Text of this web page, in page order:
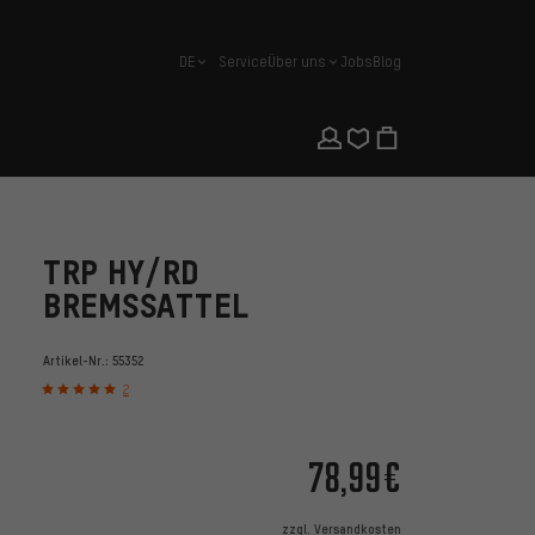
Deutsch
DE ServiceÜber uns JobsBlog
TRP HY/RD
BREMSSATTEL
Artikel-Nr.: 55352
2
78,99€
zzgl. Versandkosten